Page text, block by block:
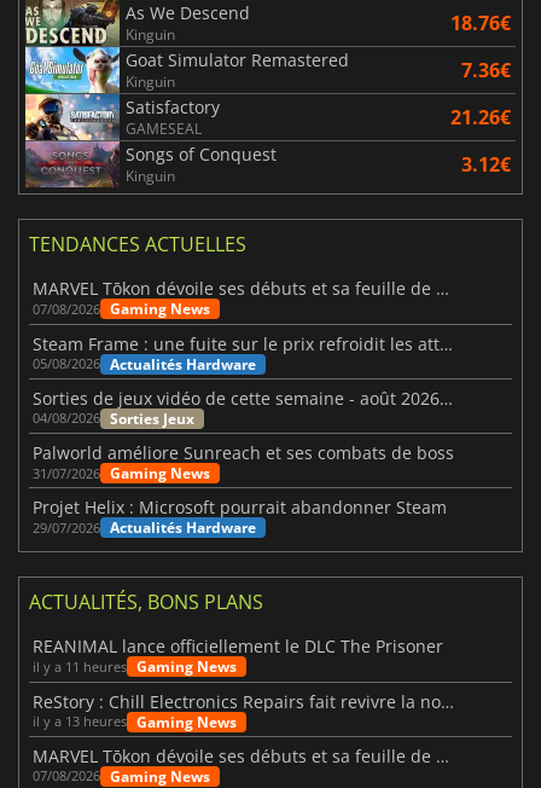
As We Descend
Kinguin 18.76€
Goat Simulator Remastered
Kinguin 7.36€
Satisfactory
GAMESEAL 21.26€
Songs of Conquest
Kinguin 3.12€
TENDANCES ACTUELLES
MARVEL Tōkon dévoile ses débuts et sa feuille de route
07/08/2026 Gaming News
Steam Frame : une fuite sur le prix refroidit les attentes VR
05/08/2026 Actualités Hardware
Sorties de jeux vidéo de cette semaine - août 2026 (semaine 32)
04/08/2026 Sorties Jeux
Palworld améliore Sunreach et ses combats de boss
31/07/2026 Gaming News
Projet Helix : Microsoft pourrait abandonner Steam
29/07/2026 Actualités Hardware
ACTUALITÉS, BONS PLANS
REANIMAL lance officiellement le DLC The Prisoner
il y a 11 heures Gaming News
ReStory : Chill Electronics Repairs fait revivre la nostalgie des années 2000
il y a 13 heures Gaming News
MARVEL Tōkon dévoile ses débuts et sa feuille de route
07/08/2026 Gaming News